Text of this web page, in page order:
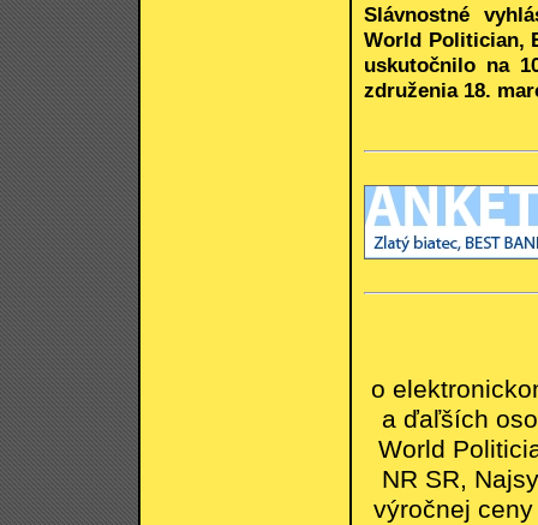
Slávnostné
World Politician,
uskutočnilo na
združenia 18.
o
a ďaľších
World
NR SR,
výročnej